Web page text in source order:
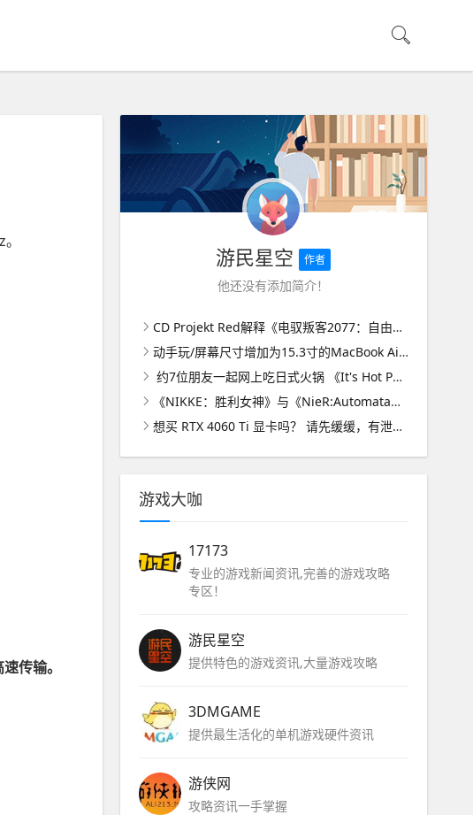
传输。
游民星空 作者
他还没有添加简介！
CD Projekt Red解释《电驭叛客2077：自由幻局》为什么会是《电驭叛客2077》唯一的DLC
动手玩/屏幕尺寸增加为15.3寸的MacBook Air 15，优势显然不只是在「变大」
约7位朋友一起网上吃日式火锅 《It's Hot Pot Time！》登陆steam
《NIKKE：胜利女神》与《NieR:Automata》联动详情公开！2B、A2作为SSR角色加入游戏！
想买 RTX 4060 Ti 显卡吗？ 请先缓缓，有泄漏指出英伟达打算准备降价
游戏大咖
17173
专业的游戏新闻资讯,完善的游戏攻略
专区！
游民星空
提供特色的游戏资讯,大量游戏攻略
3DMGAME
提供最生活化的单机游戏硬件资讯
游侠网
攻略资讯一手掌握